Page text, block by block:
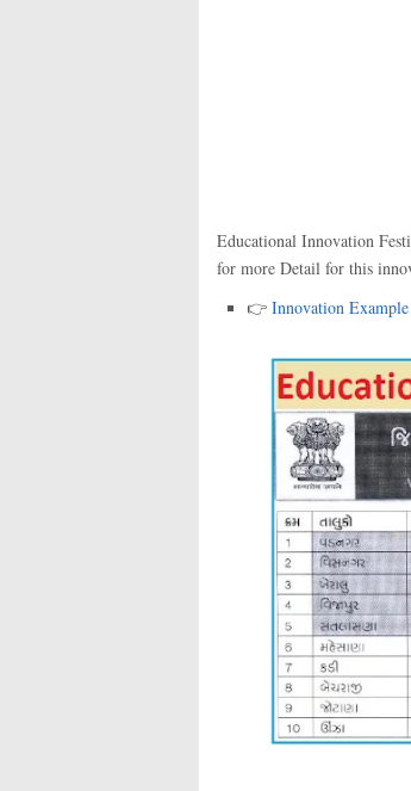
Educational Innovation
for more Detail for this
👉 Innovation